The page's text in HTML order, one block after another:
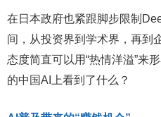
在日本政府也紧跟脚步限制
间，从投资界到学术界，再到
态度简直可以用“热情洋溢”来
的中国AI上看到了什么？